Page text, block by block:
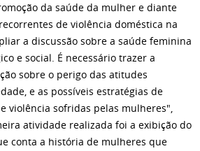
da saúde da mulher e diante
de violência doméstica na
a discussão sobre a saúde feminina
e social. É necessário trazer a
sobre o perigo das atitudes
e as possíveis estratégias de
violência sofridas pelas mulheres",
atividade realizada foi a exibição do
conta a história de mulheres que